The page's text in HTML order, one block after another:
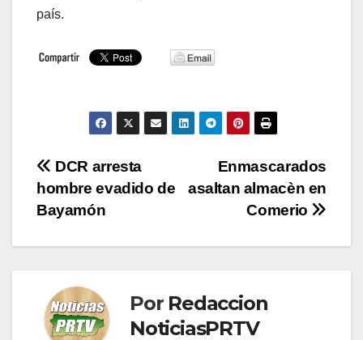
país.
Navegación
de
entradas
Enmascarados
asaltan almacèn en
Comerio
DCR arresta
hombre evadido de
Bayamón
Por Redaccion
NoticiasPRTV